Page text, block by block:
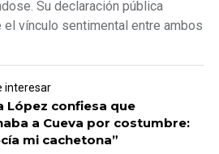
Su declaración pública
vínculo sentimental entre ambos
interesar
López confiesa que
a Cueva por costumbre:
mi cachetona”